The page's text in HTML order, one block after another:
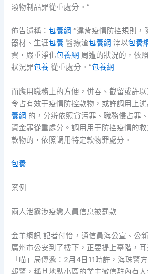
潑物制品罪從重處分。”
佈告還稱：包養網 “違背疫情防控規則，
器材、生涯包養 醫療渣包養網 滓以包養
資，嚴重淨化包養網 周遭的狀況的，依
狀況罪包養 從重處分。”包養網
而應用職務上的方便，併吞、截留或許
令占有效于疫情防控款物，或許調用上
養網 的，分辨依照貪污罪、職務侵占罪
資金罪從重處分。調用用于防控疫情的
款物的，依照調用特定款物罪處分。
包養
案例
兩人泄露涉疫戀人員信息被罰款
金羊網訊 記者付怡，通信員海公宣、公
廣州市公安到了樓下，正要提上臺階，
「喵」局傳遞：2月4日11時許，海珠警
報警，稱其地點小區的業主微信群內有